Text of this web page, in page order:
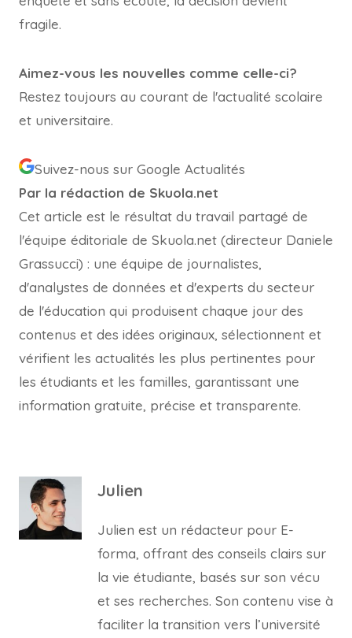
fragile.
Aimez-vous les nouvelles comme celle-ci?
Restez toujours au courant de l'actualité scolaire
et universitaire.
Suivez-nous sur Google Actualités
Par la rédaction de Skuola.net
Cet article est le résultat du travail partagé de
l'équipe éditoriale de Skuola.net (directeur Daniele
Grassucci) : une équipe de journalistes,
d'analystes de données et d'experts du secteur
de l'éducation qui produisent chaque jour des
contenus et des idées originaux, sélectionnent et
vérifient les actualités les plus pertinentes pour
les étudiants et les familles, garantissant une
information gratuite, précise et transparente.
Julien
Julien est un rédacteur pour E-
forma, offrant des conseils clairs sur
la vie étudiante, basés sur son vécu
et ses recherches. Son contenu vise à
faciliter la transition vers l’université